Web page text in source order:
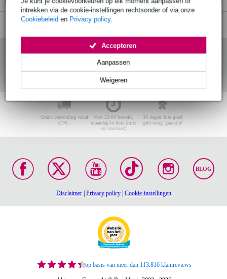
intrekken via de cookie-instellingen rechtsonder of via onze
Cookiebeleid en Privacy policy.
Weigeren
Aanpassen
Accepteren
Gratis verzending vanaf
€ 99,-
Voor 23:00 besteld,
maandag in huis (mits
op voorraad)
30 dagen 'niet goed
geld terug' garantie!
BLOG
Disclaimer| Privacy policy| Cookie-instellingen
op basis van meer dan 113.816 klantreviews